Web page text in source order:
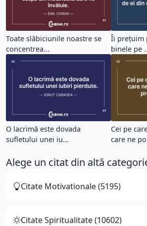
Toate slăbiciunile noastre se
concentrea...
Îi prețuim
binele pe
O lacrimă este dovada
sufletului unei iu...
Cei pe
care ne
Alege un citat din altă
Citate Motivationale (5195)
Citate Spiritualitate (10602)